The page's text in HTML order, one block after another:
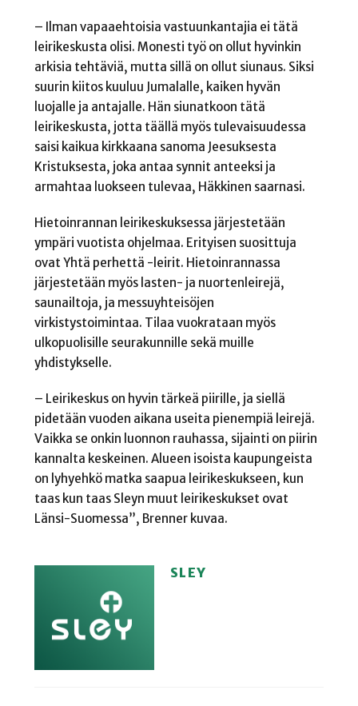
– Ilman vapaaehtoisia vastuunkantajia ei tätä
leirikeskusta olisi. Monesti työ on ollut hyvinkin
arkisia tehtäviä, mutta sillä on ollut siunaus. Siksi
suurin kiitos kuuluu Jumalalle, kaiken hyvän
luojalle ja antajalle. Hän siunatkoon tätä
leirikeskusta, jotta täällä myös tulevaisuudessa
saisi kaikua kirkkaana sanoma Jeesuksesta
Kristuksesta, joka antaa synnit anteeksi ja
armahtaa luokseen tulevaa, Häkkinen saarnasi.
Hietoinrannan leirikeskuksessa järjestetään
ympäri vuotista ohjelmaa. Erityisen suosittuja
ovat Yhtä perhettä -leirit. Hietoinrannassa
järjestetään myös lasten- ja nuortenleirejä,
saunailtoja, ja messuyhteisöjen
virkistystoimintaa. Tilaa vuokrataan myös
ulkopuolisille seurakunnille sekä muille
yhdistykselle.
– Leirikeskus on hyvin tärkeä piirille, ja siellä
pidetään vuoden aikana useita pienempiä leirejä.
Vaikka se onkin luonnon rauhassa, sijainti on piirin
kannalta keskeinen. Alueen isoista kaupungeista
on lyhyehkö matka saapua leirikeskukseen, kun
taas kun taas Sleyn muut leirikeskukset ovat
Länsi-Suomessa”, Brenner kuvaa.
SLEY